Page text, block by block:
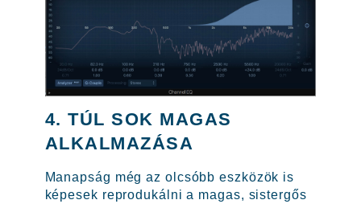
4. TÚL SOK MAGAS
ALKALMAZÁSA
Manapság még az olcsóbb eszközök is
képesek reprodukálni a magas, sistergős